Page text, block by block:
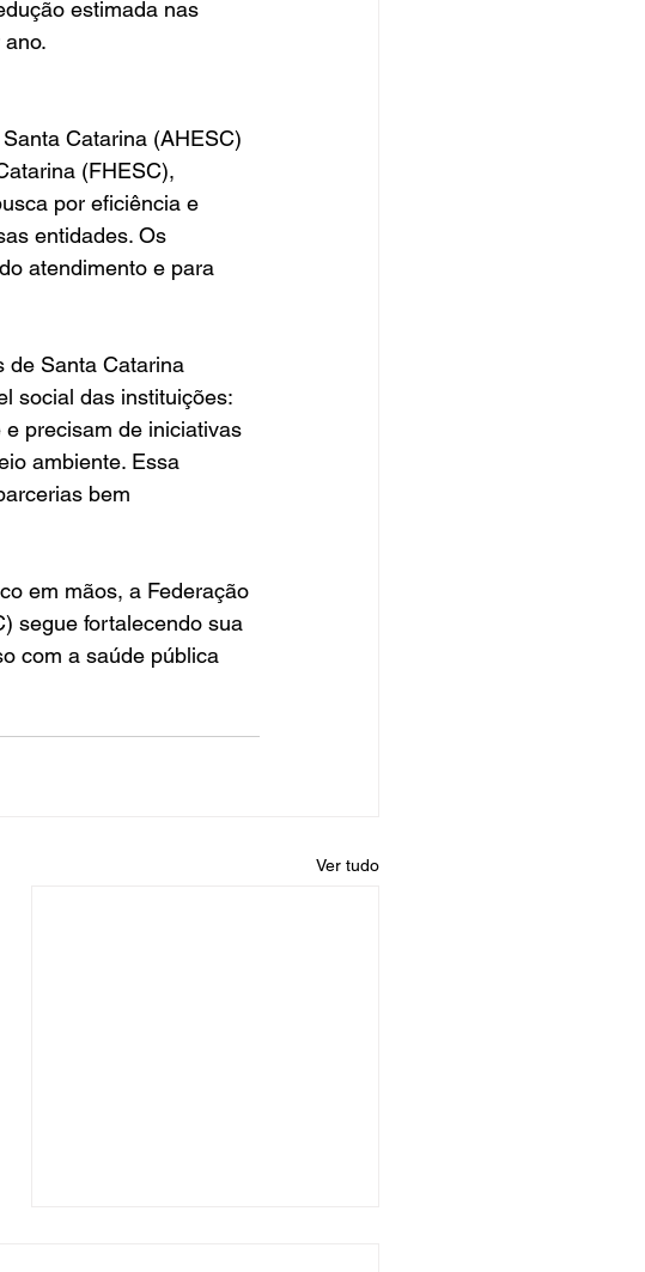
estimada nas
Catarina (AHESC)
(FHESC),
por eficiência e
entidades. Os
atendimento e para
de Santa Catarina
social das instituições:
precisam de iniciativas
ambiente. Essa
bem
em mãos, a Federação
segue fortalecendo sua
com a saúde pública
Ver tudo